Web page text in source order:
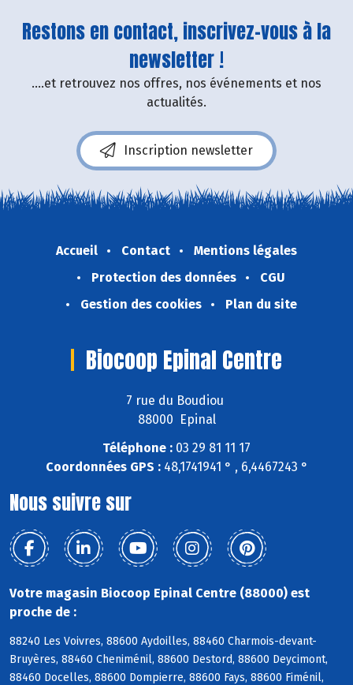
Restons en contact, inscrivez-vous à la
newsletter !
....et retrouvez nos offres, nos événements et nos
actualités.
Inscription newsletter
Accueil Contact
Mentions légales
Protection des données
CGU
Gestion des cookies
Plan du site
Biocoop Epinal Centre
7 rue du Boudiou
88000 Epinal
Téléphone : 03 29 81 11 17
Coordonnées GPS :48,1741941 ° , 6,4467243 °
Nous suivre sur
Votre magasin Biocoop Epinal Centre (88000) est
proche de :
88240 Les Voivres, 88600 Aydoilles, 88460 Charmois-devant-
Bruyères, 88460 Cheniménil, 88600 Destord, 88600 Deycimont,
88460 Docelles, 88600 Dompierre, 88600 Fays, 88600 Fiménil,